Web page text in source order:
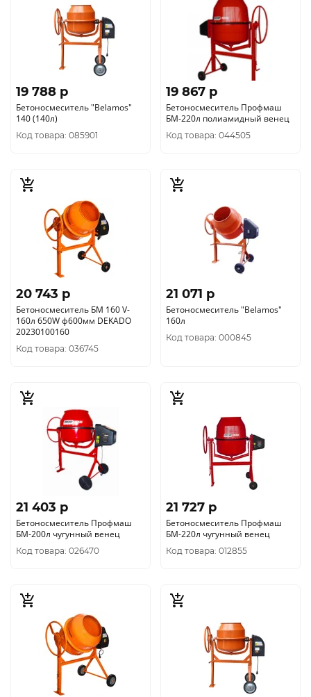
19 788 p
Бетоносмеситель "Belamos"
140 (140л)
Код товара: 085901
19 867 p
Бетоносмеситель Профмаш
БМ-220л полиамидный венец
Код товара: 044505
20 743 p
Бетоносмеситель БМ 160 V-
160л 650W ф600мм DEKADO
20230100160
Код товара: 036745
21 071 p
Бетоносмеситель "Belamos"
160л
Код товара: 000845
21 403 p
Бетоносмеситель Профмаш
БМ-200л чугунный венец
Код товара: 026470
21 727 p
Бетоносмеситель Профмаш
БМ-220л чугунный венец
Код товара: 012855